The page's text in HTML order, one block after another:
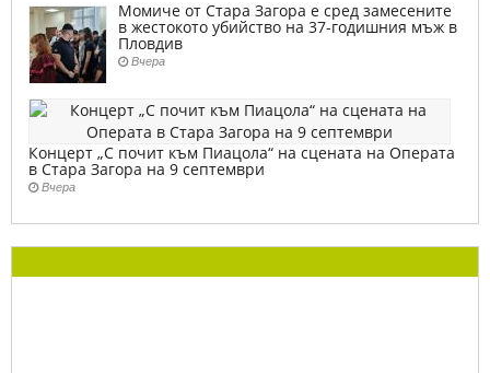
Момиче от Стара Загора е сред замесените
в жестокото убийство на 37-годишния мъж в
Пловдив
Вчера
Концерт „С почит към Пиацола“ на сцената на Операта
в Стара Загора на 9 септември
Вчера